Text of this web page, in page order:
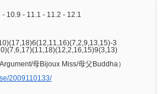
10.9 - 11.1 - 11.2 - 12.1
3
母Bijoux Miss/母父Buddha）
2009110133/